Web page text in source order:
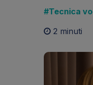
#Tecnica
2 minuti